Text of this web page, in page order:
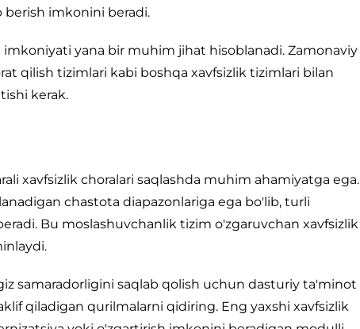
imkonini beradi.
yana bir muhim jihat hisoblanadi. Zamonaviy
qilish tizimlari kabi boshqa xavfsizlik tizimlari bilan
kerak.
xavfsizlik choralari saqlashda muhim ahamiyatga ega.
chastota diapazonlariga ega bo'lib, turli
Bu moslashuvchanlik tizim o'zgaruvchan xavfsizlik
samaradorligini saqlab qolish uchun dasturiy ta'minot
qiladigan qurilmalarni qidiring. Eng yaxshi xavfsizlik